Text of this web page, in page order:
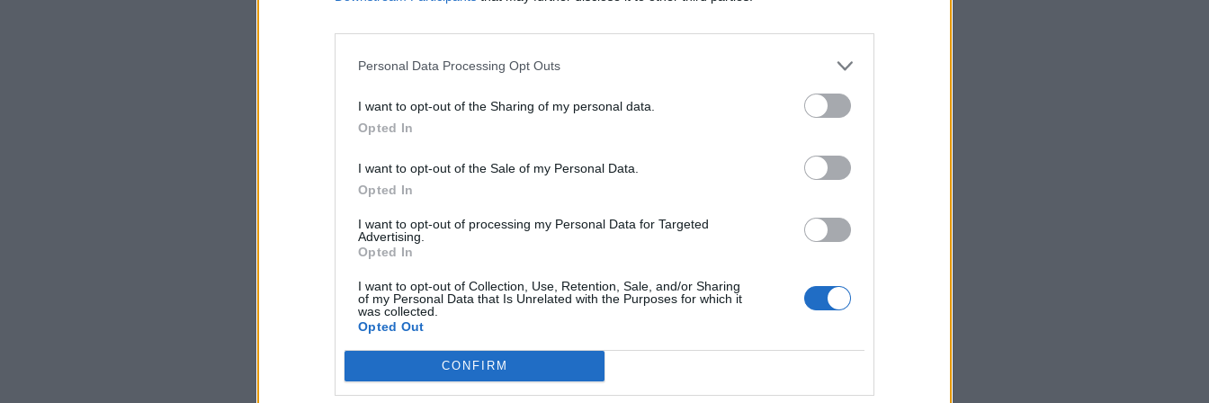
Personal Data Processing Opt Outs
I want to opt-out of the Sharing of my personal data.
Opted In
I want to opt-out of the Sale of my Personal Data.
Opted In
I want to opt-out of processing my Personal Data for Targeted
Advertising.
Opted In
I want to opt-out of Collection, Use, Retention, Sale, and/or Sharing
of my Personal Data that Is Unrelated with the Purposes for which it
was collected.
Opted Out
CONFIRM
KEDVES OLVASÓNK!
A keresett cikk a portfolio.hu hírarchívumához tartozik, melynek olvasása előfizetéses
regisztrációhoz kötött.
Az előfizetés a következőket tartalmazza:
Portfolio.hu teljes cikkarchívum
kötéslistái